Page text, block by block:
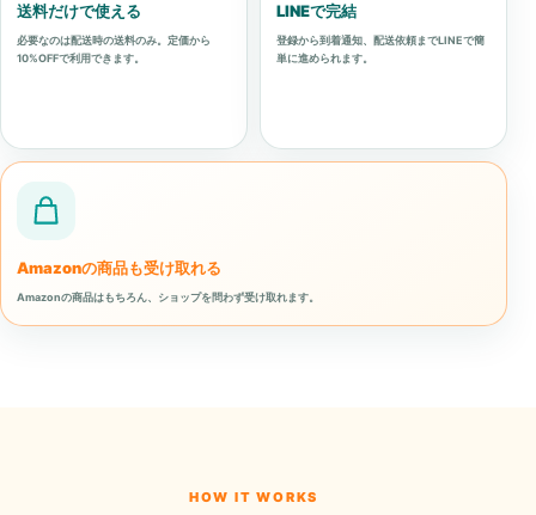
送料だけで使える
必要なのは配送時の送料のみ。定価から
10%OFFで利用できます。
LINEで完結
登録から到着通知、配送依頼までLINEで簡
単に進められます。
Amazonの商品も受け取れる
Amazonの商品はもちろん、ショップを問わず受け取れます。
HOW IT WORKS